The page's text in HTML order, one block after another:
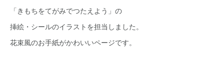
「きもちをてがみでつたえよう」の
挿絵・シールのイラストを担当しました。
花束風のお手紙がかわいいページです。